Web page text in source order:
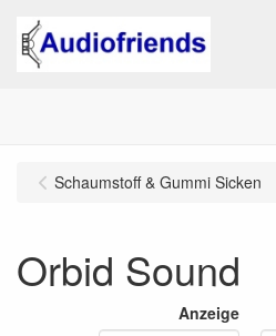
Schaumstoff & Gummi Sicken
Orbid Sound
Anzeige